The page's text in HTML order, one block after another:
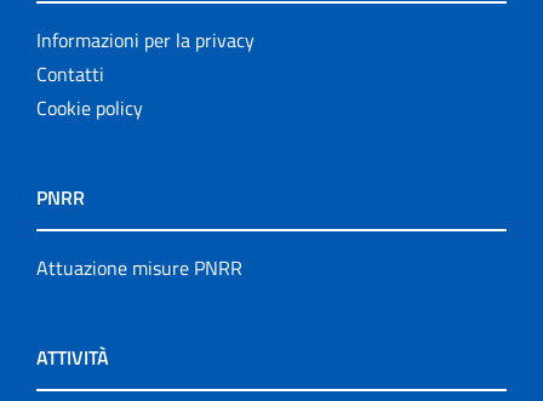
Informazioni per la privacy
Contatti
Cookie policy
PNRR
Attuazione misure PNRR
ATTIVITÀ